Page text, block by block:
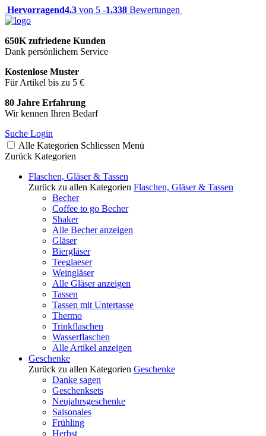
Hervorragend4.3 von 5 -1.338 Bewertungen
650K zufriedene Kunden
Dank persönlichem Service
Kostenlose Muster
Für Artikel bis zu 5 €
80 Jahre Erfahrung
Wir kennen Ihren Bedarf
Suche Login
Alle Kategorien Schliessen Menü
Zurück Kategorien
Flaschen, Gläser & Tassen
Zurück zu allen Kategorien Flaschen, Gläser & Tassen
Becher
Coffee to go Becher
Shaker
Alle Becher anzeigen
Gläser
Biergläser
Teeglaeser
Weingläser
Alle Gläser anzeigen
Tassen
Tassen mit Untertasse
Thermo
Trinkflaschen
Wasserflaschen
Alle Artikel anzeigen
Geschenke
Zurück zu allen Kategorien Geschenke
Danke sagen
Geschenksets
Neujahrsgeschenke
Saisonales
Frühling
Herbst